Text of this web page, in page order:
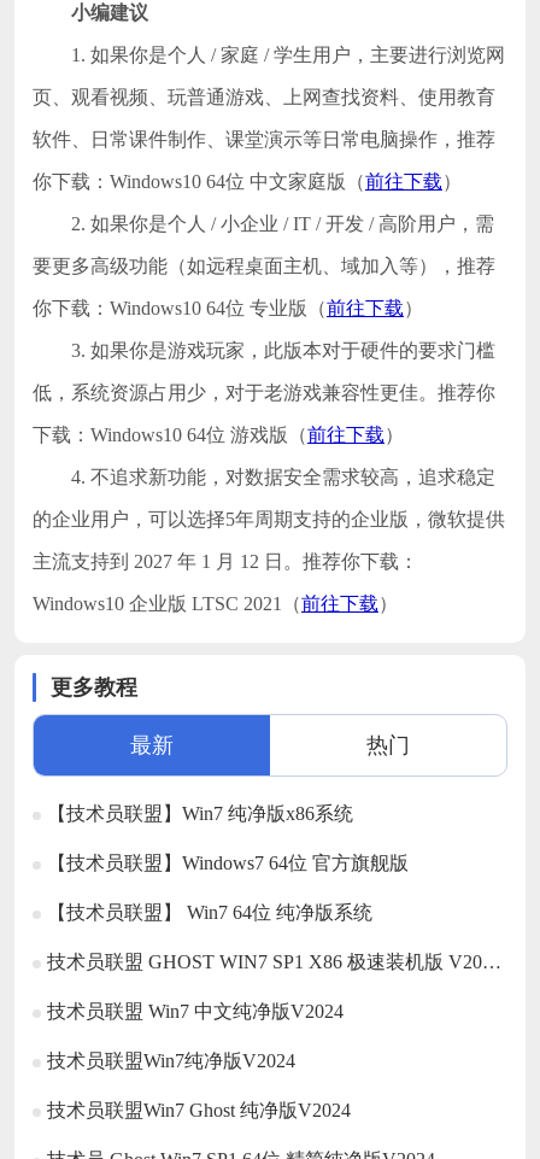
小编建议
1. 如果你是个人 / 家庭 / 学生用户，主要进行浏览网
页、观看视频、玩普通游戏、上网查找资料、使用教育
软件、日常课件制作、课堂演示等日常电脑操作，推荐
你下载：Windows10 64位 中文家庭版（前往下载）
2. 如果你是个人 / 小企业 / IT / 开发 / 高阶用户，需
要更多高级功能（如远程桌面主机、域加入等），推荐
你下载：Windows10 64位 专业版（前往下载）
3. 如果你是游戏玩家，此版本对于硬件的要求门槛
低，系统资源占用少，对于老游戏兼容性更佳。推荐你
下载：Windows10 64位 游戏版（前往下载）
4. 不追求新功能，对数据安全需求较高，追求稳定
的企业用户，可以选择5年周期支持的企业版，微软提供
主流支持到 2027 年 1 月 12 日。推荐你下载：
Windows10 企业版 LTSC 2021（前往下载）
更多教程
最新 热门
【技术员联盟】Win7 纯净版x86系统
【技术员联盟】Windows7 64位 官方旗舰版
【技术员联盟】 Win7 64位 纯净版系统
技术员联盟 GHOST WIN7 SP1 X86 极速装机版 V2017.02 (
技术员联盟 Win7 中文纯净版V2024
技术员联盟Win7纯净版V2024
技术员联盟Win7 Ghost 纯净版V2024